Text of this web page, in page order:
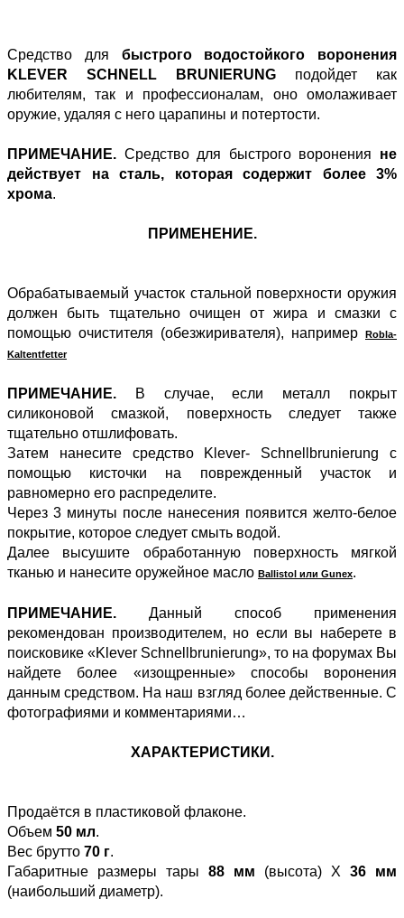
Средство для быстрого водостойкого воронения
KLEVER SCHNELL BRUNIERUNG подойдет как
любителям, так и профессионалам, оно омолаживает
оружие, удаляя с него царапины и потертости.
ПРИМЕЧАНИЕ. Средство для быстрого воронения не
действует на сталь, которая содержит более 3%
хрома.
ПРИМЕНЕНИЕ.
Обрабатываемый участок стальной поверхности оружия
должен быть тщательно очищен от жира и смазки с
помощью очистителя (обезжиривателя), например
Robla-
Kaltentfetter
ПРИМЕЧАНИЕ. В случае, если металл покрыт
силиконовой смазкой, поверхность следует также
тщательно отшлифовать.
Затем нанесите средство Klever- Schnellbrunierung с
помощью кисточки на поврежденный участок и
равномерно его распределите.
Через 3 минуты после нанесения появится желто-белое
покрытие, которое следует смыть водой.
Далее высушите обработанную поверхность мягкой
тканью и нанесите оружейное масло Ballistol или Gunex.
ПРИМЕЧАНИЕ. Данный способ применения
рекомендован производителем, но если вы наберете в
поисковике «Klever Schnellbrunierung», то на форумах Вы
найдете более «изощренные» способы воронения
данным средством. На наш взгляд более действенные. С
фотографиями и комментариями…
ХАРАКТЕРИСТИКИ.
Продаётся в пластиковой флаконе.
Объем 50 мл.
Вес брутто 70 г.
Габаритные размеры тары 88 мм (высота) Х 36 мм
(наибольший диаметр).